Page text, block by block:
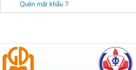
Quên mật khẩu ?